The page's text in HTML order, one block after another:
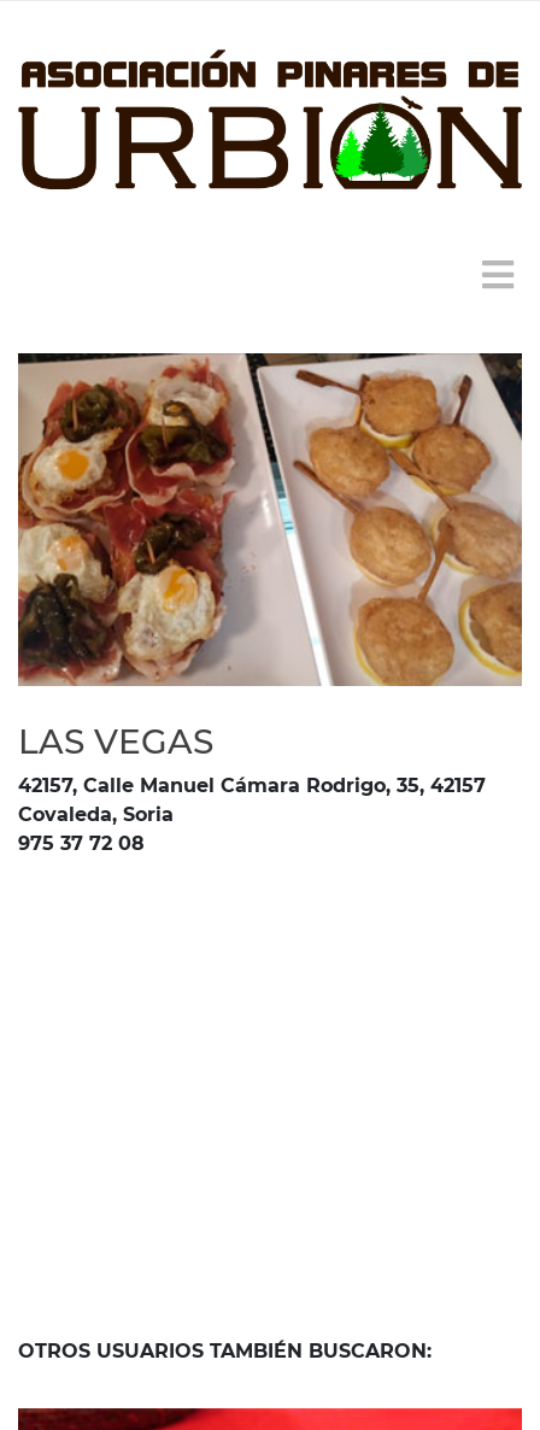
LAS VEGAS
42157, Calle Manuel Cámara Rodrigo, 35, 42157
Covaleda, Soria
975 37 72 08
OTROS USUARIOS TAMBIÉN BUSCARON: